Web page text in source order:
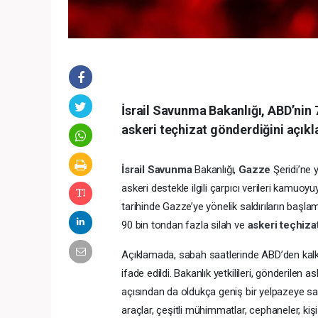
İsrail Savunma Bakanlığı,
askeri teçhizat gönderdiğini
İsrail SavunmaBakanlığı, Gazze Şeridi’ne
askeri destekle ilgili çarpıcı verileri
tarihinde Gazze’ye yönelik saldırıların
90 bin tondan fazla silah ve askeri
Açıklamada, sabah saatlerinde ABD’den
ifade edildi. Bakanlık yetkilileri, gönderilen
açısından da oldukça geniş bir yelpazeye
araçlar, çeşitli mühimmatlar, cephaneler,